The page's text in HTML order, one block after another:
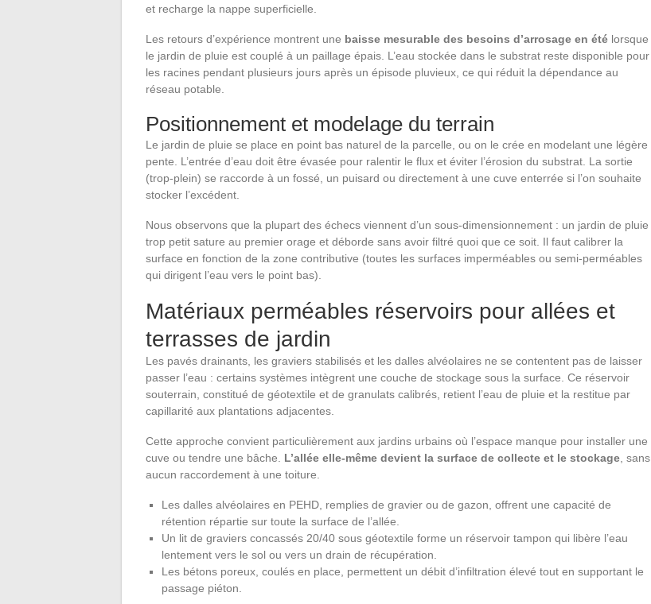
et recharge la nappe superficielle.
Les retours d’expérience montrent une baisse mesurable des besoins d’arrosage en été lorsque
le jardin de pluie est couplé à un paillage épais. L’eau stockée dans le substrat reste disponible pour
les racines pendant plusieurs jours après un épisode pluvieux, ce qui réduit la dépendance au
réseau potable.
Positionnement et modelage du terrain
Le jardin de pluie se place en point bas naturel de la parcelle, ou on le crée en modelant une légère
pente. L’entrée d’eau doit être évasée pour ralentir le flux et éviter l’érosion du substrat. La sortie
(trop-plein) se raccorde à un fossé, un puisard ou directement à une cuve enterrée si l’on souhaite
stocker l’excédent.
Nous observons que la plupart des échecs viennent d’un sous-dimensionnement : un jardin de pluie
trop petit sature au premier orage et déborde sans avoir filtré quoi que ce soit. Il faut calibrer la
surface en fonction de la zone contributive (toutes les surfaces imperméables ou semi-perméables
qui dirigent l’eau vers le point bas).
Matériaux perméables réservoirs pour allées et
terrasses de jardin
Les pavés drainants, les graviers stabilisés et les dalles alvéolaires ne se contentent pas de laisser
passer l’eau : certains systèmes intègrent une couche de stockage sous la surface. Ce réservoir
souterrain, constitué de géotextile et de granulats calibrés, retient l’eau de pluie et la restitue par
capillarité aux plantations adjacentes.
Cette approche convient particulièrement aux jardins urbains où l’espace manque pour installer une
cuve ou tendre une bâche. L’allée elle-même devient la surface de collecte et le stockage, sans
aucun raccordement à une toiture.
Les dalles alvéolaires en PEHD, remplies de gravier ou de gazon, offrent une capacité de
rétention répartie sur toute la surface de l’allée.
Un lit de graviers concassés 20/40 sous géotextile forme un réservoir tampon qui libère l’eau
lentement vers le sol ou vers un drain de récupération.
Les bétons poreux, coulés en place, permettent un débit d’infiltration élevé tout en supportant le
passage piéton.